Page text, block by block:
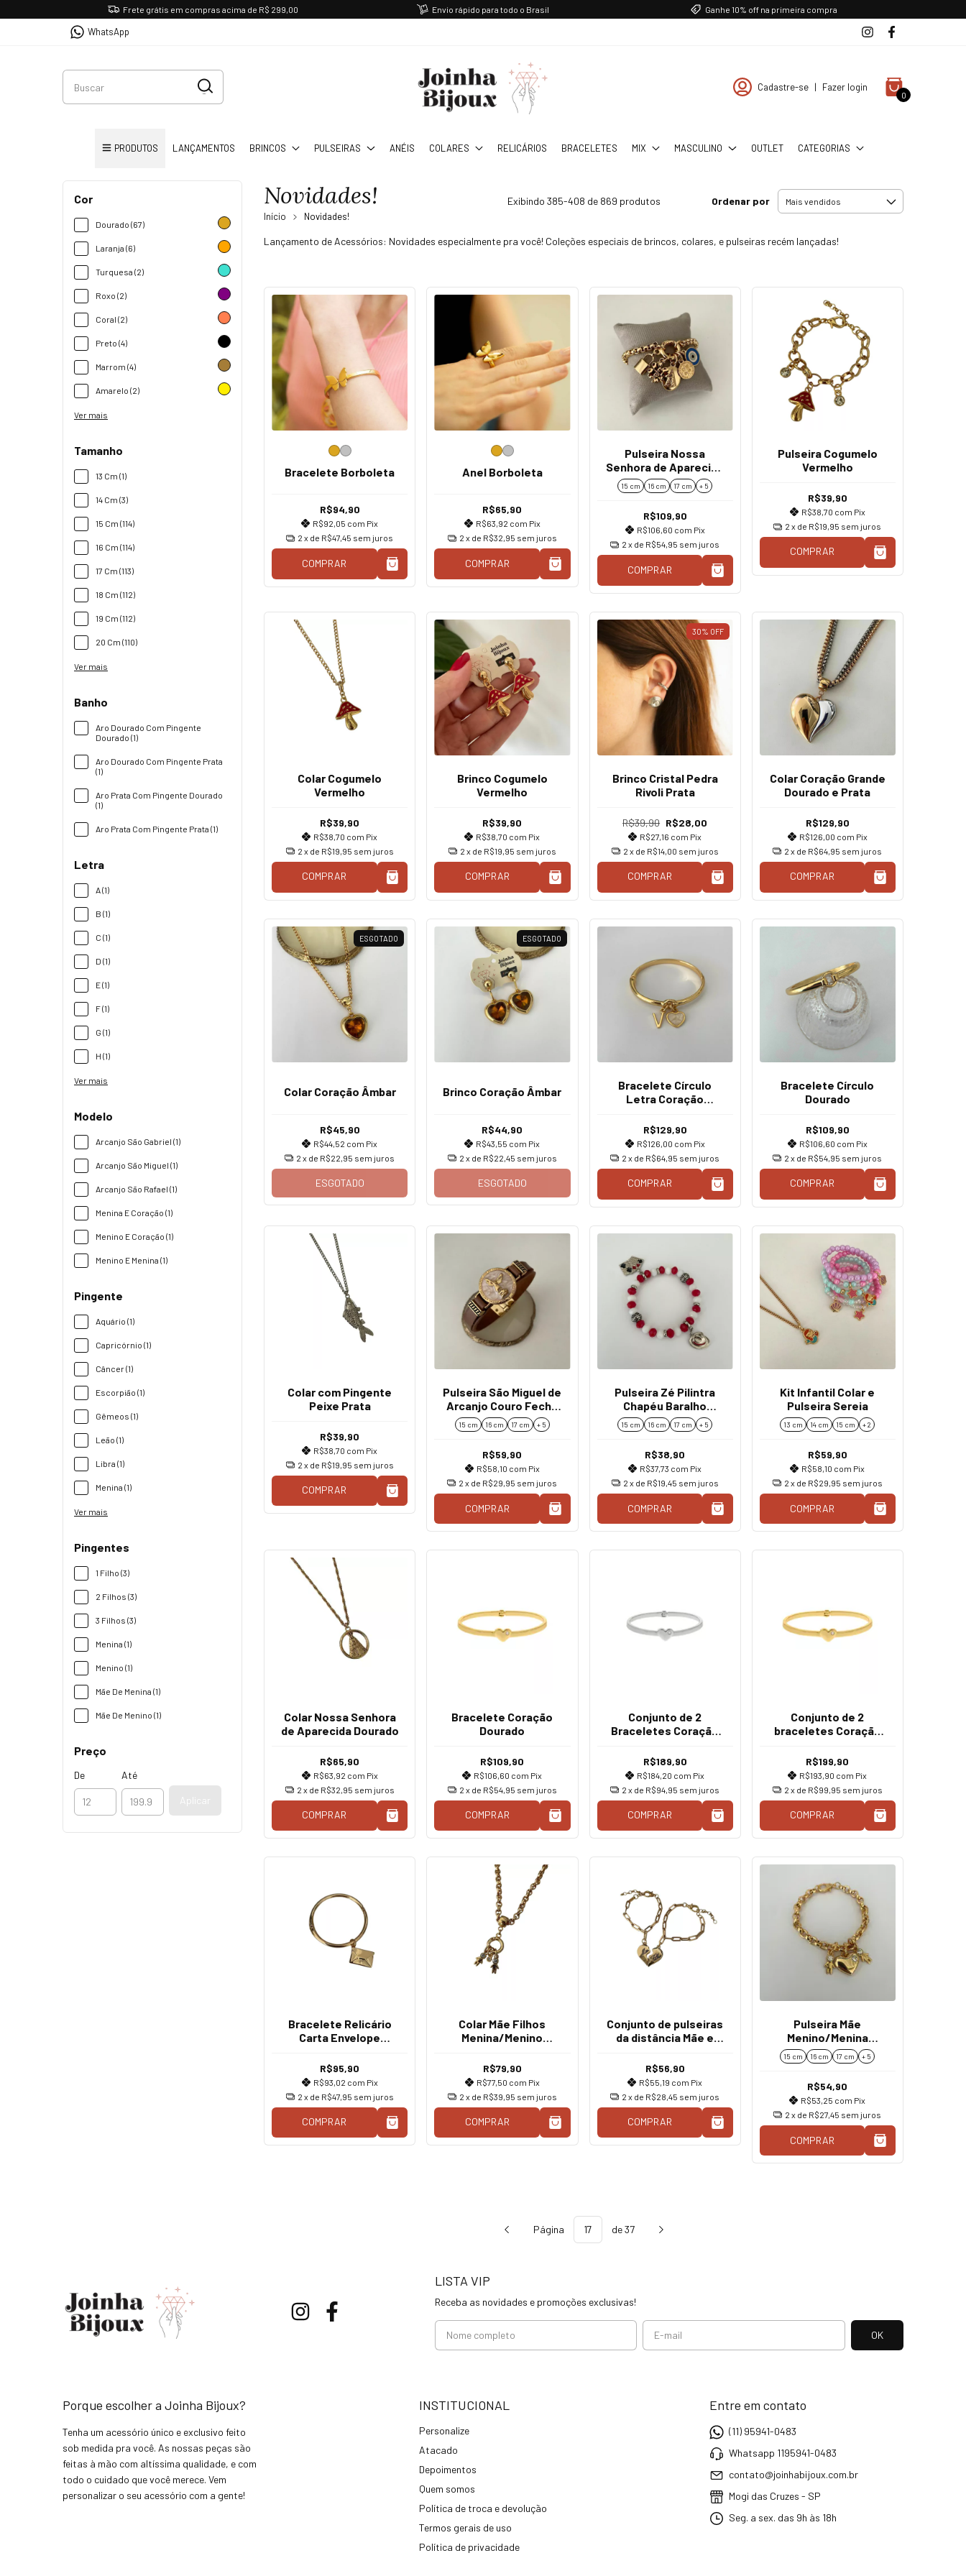
Frete grátis em compras acima de R$ 299,00 Envio rápido para todo o Brasil Ganhe 10% off na primeira compra
WhatsApp
Cadastre-se | Fazer login
0
PRODUTOS LANÇAMENTOS BRINCOS PULSEIRAS ANÉIS COLARES RELICÁRIOS BRACELETES MIX MASCULINO OUTLET CATEGORIAS
Cor
Dourado (67)
Laranja (6)
Turquesa (2)
Roxo (2)
Coral (2)
Preto (4)
Marrom (4)
Amarelo (2)
Ver mais
Tamanho
13 Cm (1)
14 Cm (3)
15 Cm (114)
16 Cm (114)
17 Cm (113)
18 Cm (112)
19 Cm (112)
20 Cm (110)
Ver mais
Banho
Aro Dourado Com Pingente
Dourado (1)
Aro Dourado Com Pingente Prata
(1)
Aro Prata Com Pingente Dourado
(1)
Aro Prata Com Pingente Prata (1)
Letra
A (1)
B (1)
C (1)
D (1)
E (1)
F (1)
G (1)
H (1)
Ver mais
Modelo
Arcanjo São Gabriel (1)
Arcanjo São Miguel (1)
Arcanjo São Rafael (1)
Menina E Coração (1)
Menino E Coração (1)
Menino E Menina (1)
Pingente
Aquário (1)
Capricórnio (1)
Câncer (1)
Escorpião (1)
Gêmeos (1)
Leão (1)
Libra (1)
Menina (1)
Ver mais
Pingentes
1 Filho (3)
2 Filhos (3)
3 Filhos (3)
Menina (1)
Menino (1)
Mãe De Menina (1)
Mãe De Menino (1)
Preço
De Até
Aplicar
Novidades!
Início Novidades!
Exibindo 385-408 de 869 produtos Ordenar por
Lançamento de Acessórios: Novidades especialmente pra você! Coleções especiais de brincos, colares, e pulseiras recém lançadas!
Bracelete Borboleta
R$94,90
R$92,05 com Pix
2 x de R$47,45 sem juros
COMPRAR
Anel Borboleta
R$65,90
R$63,92 com Pix
2 x de R$32,95 sem juros
COMPRAR
Pulseira Nossa
Senhora de Aparecida
Consagração Cadeado
15 cm 16 cm 17 cm + 5
R$109,90
R$106,60 com Pix
2 x de R$54,95 sem juros
COMPRAR
Pulseira Cogumelo
Vermelho
R$39,90
R$38,70 com Pix
2 x de R$19,95 sem juros
COMPRAR
Colar Cogumelo
Vermelho
R$39,90
R$38,70 com Pix
2 x de R$19,95 sem juros
COMPRAR
Brinco Cogumelo
Vermelho
R$39,90
R$38,70 com Pix
2 x de R$19,95 sem juros
COMPRAR
30% OFF
Brinco Cristal Pedra
Rivoli Prata
R$39,90 R$28,00
R$27,16 com Pix
2 x de R$14,00 sem juros
COMPRAR
Colar Coração Grande
Dourado e Prata
R$129,90
R$126,00 com Pix
2 x de R$64,95 sem juros
COMPRAR
ESGOTADO
Colar Coração Âmbar
R$45,90
R$44,52 com Pix
2 x de R$22,95 sem juros
ESGOTADO
ESGOTADO
Brinco Coração Âmbar
R$44,90
R$43,55 com Pix
2 x de R$22,45 sem juros
ESGOTADO
Bracelete Círculo
Letra Coração
R$129,90
R$126,00 com Pix
2 x de R$64,95 sem juros
COMPRAR
Bracelete Círculo
Dourado
R$109,90
R$106,60 com Pix
2 x de R$54,95 sem juros
COMPRAR
Colar com Pingente
Peixe Prata
R$39,90
R$38,70 com Pix
2 x de R$19,95 sem juros
COMPRAR
Pulseira São Miguel de
Arcanjo Couro Fecho
Ímã
15 cm 16 cm 17 cm + 5
R$59,90
R$58,10 com Pix
2 x de R$29,95 sem juros
COMPRAR
Pulseira Zé Pilintra
Chapéu Baralho
Vermelha e Branca
15 cm 16 cm 17 cm + 5
R$38,90
R$37,73 com Pix
2 x de R$19,45 sem juros
COMPRAR
Kit Infantil Colar e
Pulseira Sereia
13 cm 14 cm 15 cm + 2
R$59,90
R$58,10 com Pix
2 x de R$29,95 sem juros
COMPRAR
Colar Nossa Senhora
de Aparecida Dourado
R$65,90
R$63,92 com Pix
2 x de R$32,95 sem juros
COMPRAR
Bracelete Coração
Dourado
R$109,90
R$106,60 com Pix
2 x de R$54,95 sem juros
COMPRAR
Conjunto de 2
Braceletes Coração
R$189,90
R$184,20 com Pix
2 x de R$94,95 sem juros
COMPRAR
Conjunto de 2
braceletes Coração
R$199,90
R$193,90 com Pix
2 x de R$99,95 sem juros
COMPRAR
Bracelete Relicário
Carta Envelope
R$95,90
R$93,02 com Pix
2 x de R$47,95 sem juros
COMPRAR
Colar Mãe Filhos
Menina/Menino
R$79,90
R$77,50 com Pix
2 x de R$39,95 sem juros
COMPRAR
Conjunto de pulseiras
da distância Mãe e
R$56,90
R$55,19 com Pix
2 x de R$28,45 sem juros
COMPRAR
Pulseira Mãe
Menino/Menina
Coração Dourado
15 cm 16 cm 17 cm + 5
R$54,90
R$53,25 com Pix
2 x de R$27,45 sem juros
COMPRAR
Página de 37
LISTA VIP
Receba as novidades e promoções exclusivas!
Porque escolher a Joinha Bijoux?
Tenha um acessório único e exclusivo feito
sob medida pra você. As nossas peças são
feitas à mão com altíssima qualidade, e com
todo o cuidado que você merece. Vem
personalizar o seu acessório com a gente!
INSTITUCIONAL
Personalize
Atacado
Depoimentos
Quem somos
Política de troca e devolução
Termos gerais de uso
Política de privacidade
Entre em contato
(11) 95941-0483
Whatsapp 1195941-0483
contato@joinhabijoux.com.br
Mogi das Cruzes - SP
Seg. a sex. das 9h às 18h